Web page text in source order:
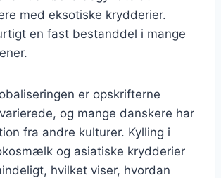
med eksotiske krydderier.
en fast bestanddel i mange
er opskrifterne
og mange danskere har
fra andre kulturer. Kylling i
og asiatiske krydderier
hvilket viser, hvordan